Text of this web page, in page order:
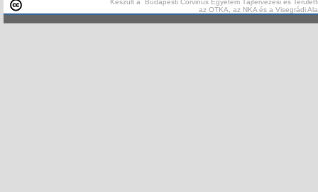
Készült a Budapesti Corvinus Egyetem Tájtervezési és
az OTKA, az NKA és a Visegrádi